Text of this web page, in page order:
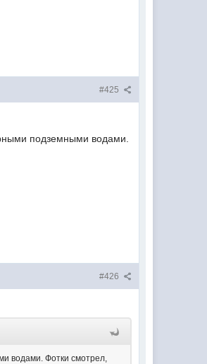
#425
подземными водами.
#426
водами. Фотки смотрел,